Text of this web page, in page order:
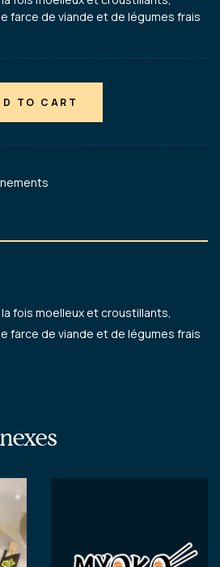
farce de viande et de légumes frais
TO CART
fois moelleux et croustillants,
farce de viande et de légumes frais